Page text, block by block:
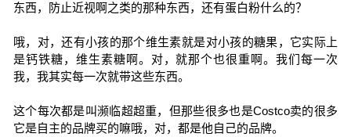
东西，防止近视啊之类的那种东西，还有蛋白粉什么的？
哦，对，还有小孩的那个维生素就是对小孩的糖果，它实际上
是钙铁糖，维生素糖啊。对，就那个也很重啊。我们每一次
我，我其实每一次就带这些东西。
这个每次都是叫濒临超超重，但那些很多也是Costco卖的很多
它是自主的品牌买的嘛哦，对，都是他自己的品牌。